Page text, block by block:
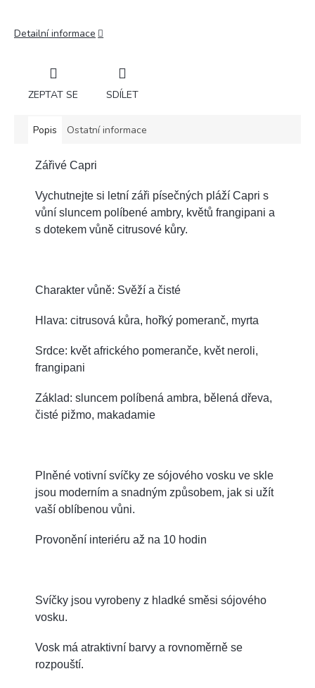
Detailní informace
ZEPTAT SE SDÍLET
Popis Ostatní informace
Zářivé Capri
Vychutnejte si letní záři písečných pláží Capri s
vůní sluncem políbené ambry, květů frangipani a
s dotekem vůně citrusové kůry.
Charakter vůně: Svěží a čisté
Hlava: citrusová kůra, hořký pomeranč, myrta
Srdce: květ afrického pomeranče, květ neroli,
frangipani
Základ: sluncem políbená ambra, bělená dřeva,
čisté pižmo, makadamie
Plněné votivní svíčky ze sójového vosku ve skle
jsou moderním a snadným způsobem, jak si užít
vaší oblíbenou vůni.
Provonění interiéru až na 10 hodin
Svíčky jsou vyrobeny z hladké směsi sójového
vosku.
Vosk má atraktivní barvy a rovnoměrně se
rozpouští.